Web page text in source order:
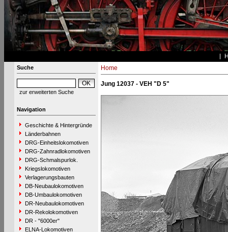
Suche
zur erweiterten Suche
Navigation
Geschichte & Hintergründe
Länderbahnen
DRG-Einheitslokomotiven
DRG-Zahnradlokomotiven
DRG-Schmalspurlok.
Kriegslokomotiven
Verlagerungsbauten
DB-Neubaulokomotiven
DB-Umbaulokomotiven
DR-Neubaulokomotiven
DR-Rekolokomotiven
DR - "6000er"
ELNA-Lokomotiven
Home
Jung 12037 - VEH "D 5"